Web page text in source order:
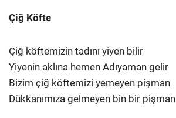
Çiğ Köfte
Çiğ köftemizin tadını yiyen bilir
Yiyenin aklına hemen Adıyaman gelir
Bizim çiğ köftemizi yemeyen pişman
Dükkanımıza gelmeyen bin bir pişman